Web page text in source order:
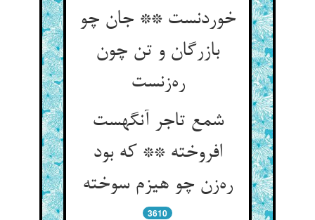
خوردنست ** جان چو
بازرگان و تن چون
ره‌زنست
شمع تاجر آنگهست
افروخته ** که بود
ره‌زن چو هیزم سوخته
3610